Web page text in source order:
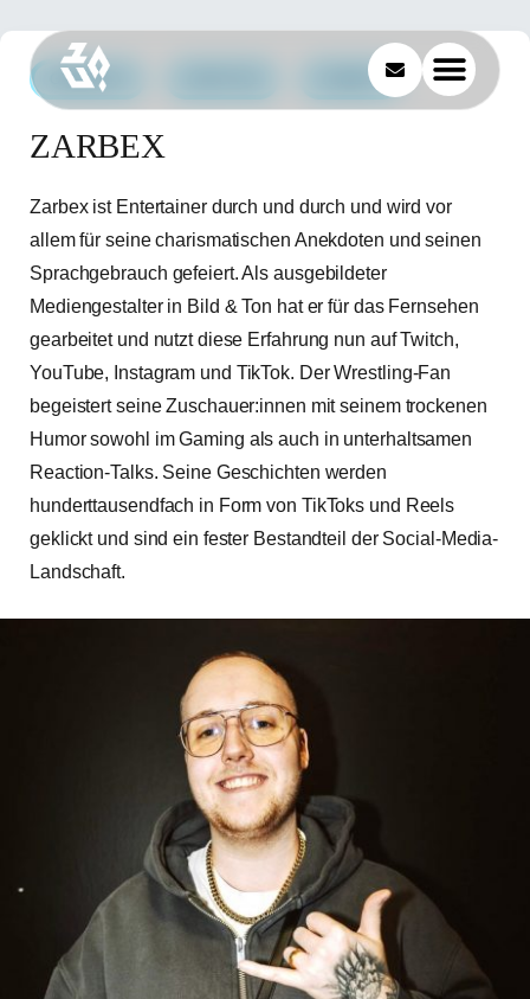
GAMEPLAY COMEDY
ZARBEX
Zarbex ist Entertainer durch und durch und wird vor
allem für seine charismatischen Anekdoten und seinen
Sprachgebrauch gefeiert. Als ausgebildeter
Mediengestalter in Bild & Ton hat er für das Fernsehen
gearbeitet und nutzt diese Erfahrung nun auf Twitch,
YouTube, Instagram und TikTok. Der Wrestling-Fan
begeistert seine Zuschauer:innen mit seinem trockenen
Humor sowohl im Gaming als auch in unterhaltsamen
Reaction-Talks. Seine Geschichten werden
hunderttausendfach in Form von TikToks und Reels
geklickt und sind ein fester Bestandteil der Social-Media-
Landschaft.